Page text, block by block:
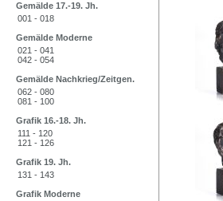
Gemälde 17.-19. Jh.
001 - 018
Gemälde Moderne
021 - 041
042 - 054
Gemälde Nachkrieg/Zeitgen.
062 - 080
081 - 100
Grafik 16.-18. Jh.
111 - 120
121 - 126
Grafik 19. Jh.
131 - 143
Grafik Moderne